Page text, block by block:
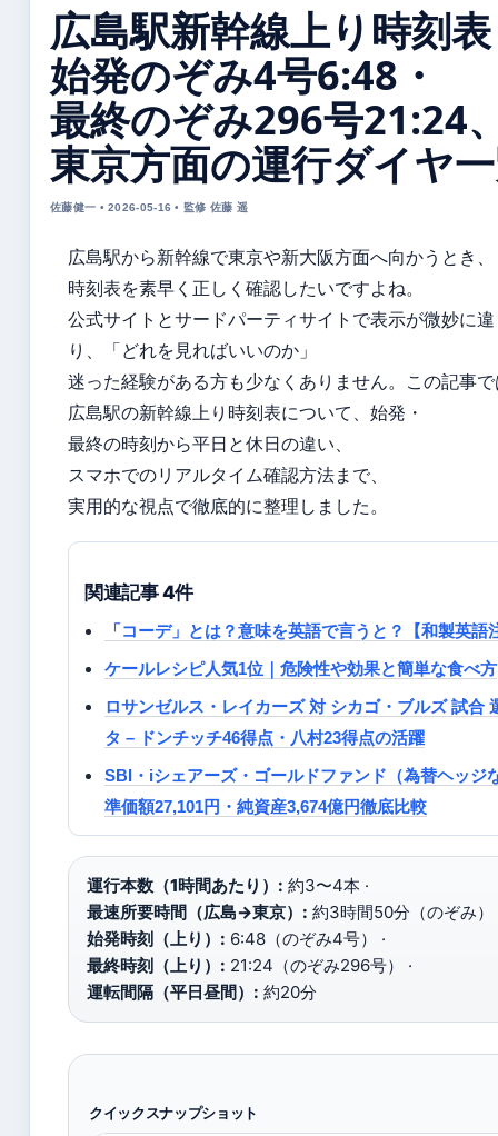
広島駅新幹線上り時刻
始発のぞみ4号6:48・
最終のぞみ296号21:24
東京方面の運行ダイヤ
佐藤健一 • 2026-05-16 • 監修 佐藤 遥
広島駅から新幹線で東京や新大阪方面へ向かうとき、
時刻表を素早く正しく確認したいですよね。
公式サイトとサードパーティサイトで表示が微妙に
り、「どれを見ればいいのか」
迷った経験がある方も少なくありません。この記事
広島駅の新幹線上り時刻表について、始発・
最終の時刻から平日と休日の違い、
スマホでのリアルタイム確認方法まで、
実用的な視点で徹底的に整理しました。
関連記事 4件
「コーデ」とは？意味を英語で言うと？【和製英語
ケールレシピ人気1位｜危険性や効果と簡単な食べ方
ロサンゼルス・レイカーズ 対 シカゴ・ブルズ 試合
タ – ドンチッチ46得点・八村23得点の活躍
SBI・iシェアーズ・ゴールドファンド（為替ヘッジ
準価額27,101円・純資産3,674億円徹底比較
運行本数（1時間あたり）: 約3〜4本 ·
最速所要時間（広島→東京）: 約3時間50分（のぞみ）
始発時刻（上り）: 6:48（のぞみ4号） ·
最終時刻（上り）: 21:24（のぞみ296号） ·
運転間隔（平日昼間）: 約20分
クイックスナップショット